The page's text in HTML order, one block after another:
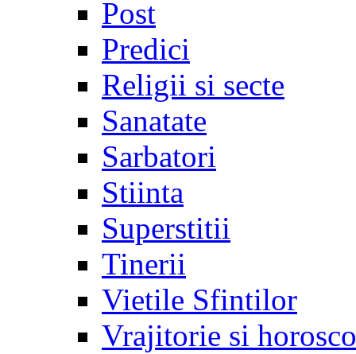
Post
Predici
Religii si secte
Sanatate
Sarbatori
Stiinta
Superstitii
Tinerii
Vietile Sfintilor
Vrajitorie si